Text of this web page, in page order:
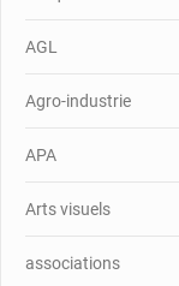
AGL
Agro-industrie
APA
Arts visuels
associations